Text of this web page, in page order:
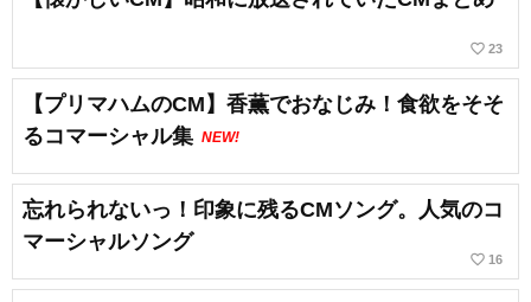
favorite_border 23
【プリマハムのCM】香薫でおなじみ！食欲をそそ
るコマーシャル集 NEW!
忘れられないっ！印象に残るCMソング。人気のコ
マーシャルソング
favorite_border 16